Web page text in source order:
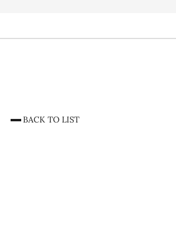
BACK TO LIST